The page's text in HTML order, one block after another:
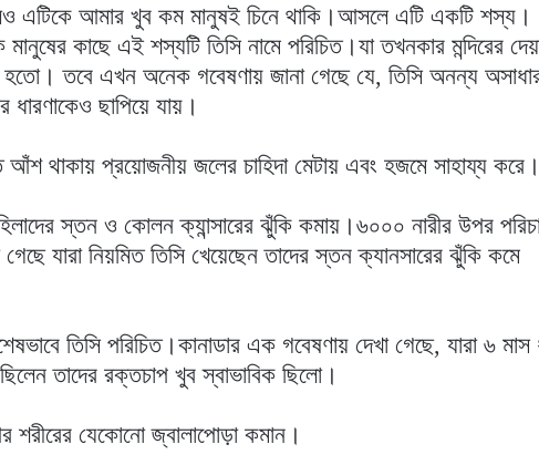
এটিকে আমার খুব কম মানুষই চিনে থাকি।আসলে এটি একটি শস্য।
কাছে এই শস্যটি তিসি নামে পরিচিত।যা তখনকার মন্দিরের
হতো। তবে এখন অনেক গবেষণায় জানা গেছে যে, তিসি অনন্য
ধারণাকেও ছাপিয়ে যায়।
আঁশ থাকায় প্রয়োজনীয় জলের চাহিদা মেটায় এবং হজমে সাহায্য করে।
স্তন ও কোলন ক্যান্সারের ঝুঁকি কমায়।৬০০০ নারীর উপর
যারা নিয়মিত তিসি খেয়েছেন তাদের স্তন ক্যানসারের ঝুঁকি কমে
তিসি পরিচিত।কানাডার এক গবেষণায় দেখা গেছে, যারা ৬ মাস
তাদের রক্তচাপ খুব স্বাভাবিক ছিলো।
শরীরের যেকোনো জ্বালাপোড়া কমান।